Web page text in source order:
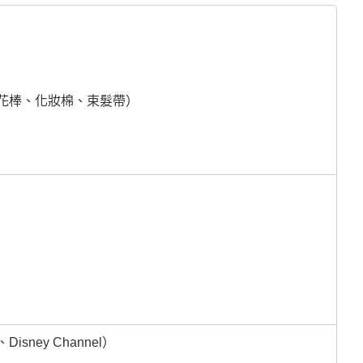
棒、化妝棉、束髮帶）
Disney Channel）